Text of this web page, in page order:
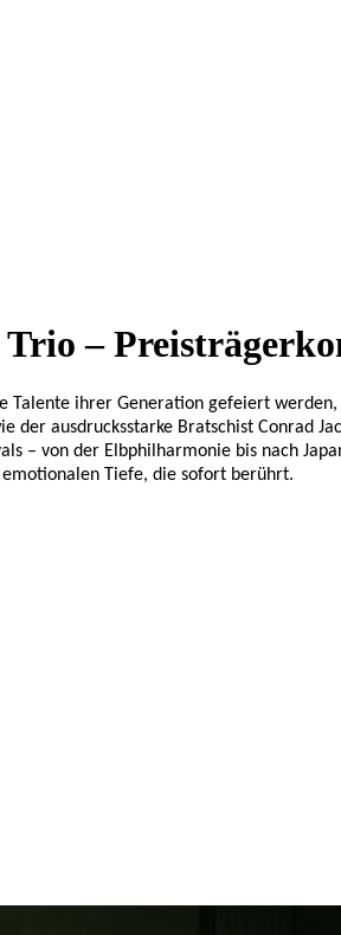
–
Talente ihrer Generation gefeiert
der ausdrucksstarke Bratschist
– von der Elbphilharmonie bis nach
Tiefe, die sofort berührt.